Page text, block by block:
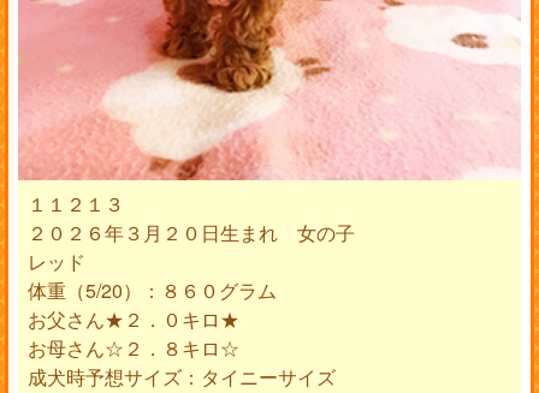
１１２１３
２０２６年３月２０日生まれ 女の子
レッド
体重（5/20）：８６０グラム
お父さん★２．０キロ★
お母さん☆２．８キロ☆
成犬時予想サイズ：タイニーサイズ